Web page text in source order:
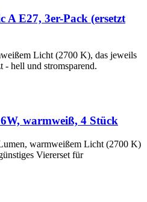
A E27, 3er-Pack (ersetzt
Licht (2700 K), das jeweils
- hell und stromsparend.
warmweiß, 4 Stück
warmweißem Licht (2700 K)
Viererset für